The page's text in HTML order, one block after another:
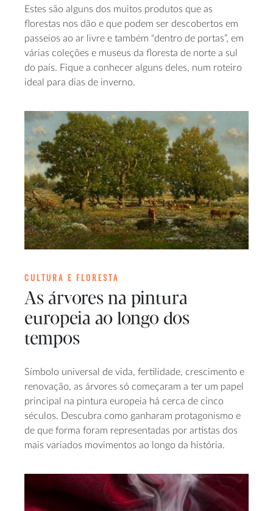
Estes são alguns dos muitos produtos que as
florestas nos dão e que podem ser descobertos em
passeios ao ar livre e também “dentro de portas”, em
várias coleções e museus da floresta de norte a sul
do país. Fique a conhecer alguns deles, num roteiro
ideal para dias de inverno.
CULTURA E FLORESTA
As árvores na pintura
europeia ao longo dos
tempos
Símbolo universal de vida, fertilidade, crescimento e
renovação, as árvores só começaram a ter um papel
principal na pintura europeia há cerca de cinco
séculos. Descubra como ganharam protagonismo e
de que forma foram representadas por artistas dos
mais variados movimentos ao longo da história.